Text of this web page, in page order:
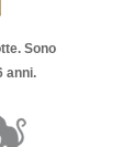
Sono
anni.